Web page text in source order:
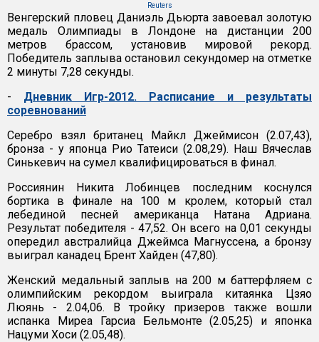
Reuters
Венгерский пловец Даниэль Дьюрта завоевал золотую
медаль Олимпиады в Лондоне на дистанции 200
метров брассом, установив мировой рекорд.
Победитель заплыва остановил секундомер на отметке
2 минуты 7,28 секунды.
- Дневник Игр-2012. Расписание и результаты
соревнований
Серебро взял британец Майкл Джеймисон (2.07,43),
бронза - у японца Рио Татеиси (2.08,29). Наш Вячеслав
Синькевич на сумел квалифицироваться в финал.
Россиянин Никита Лобинцев последним коснулся
бортика в финале на 100 м кролем, который стал
лебединой песней американца Натана Адриана.
Результат победителя - 47,52. Он всего на 0,01 секунды
опередил австралийца Джеймса Магнуссена, а бронзу
выиграл канадец Брент Хайден (47,80).
Женский медальный заплыв на 200 м баттерфляем с
олимпийским рекордом выиграла китаянка Цзяо
Люянь - 2.04,06. В тройку призеров также вошли
испанка Миреа Гарсиа Бельмонте (2.05,25) и японка
Нацуми Хоси (2.05,48).